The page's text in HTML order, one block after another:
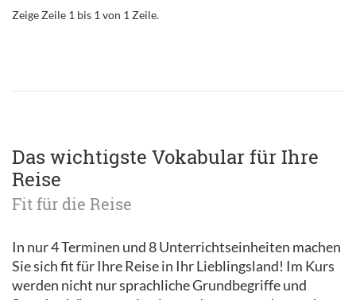
Zeige Zeile 1 bis 1 von 1 Zeile.
Das wichtigste Vokabular für Ihre
Reise
Fit für die Reise
In nur 4 Terminen und 8 Unterrichtseinheiten machen
Sie sich fit für Ihre Reise in Ihr Lieblingsland! Im Kurs
werden nicht nur sprachliche Grundbegriffe und